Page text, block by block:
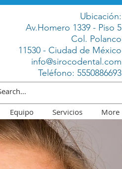
Ubicación:
Av.Homero 1339 - Piso 5
Col. Polanco
11530 - Ciudad de México
info@sirocodental.com
Teléfono: 5550886693
Equipo Servicios More